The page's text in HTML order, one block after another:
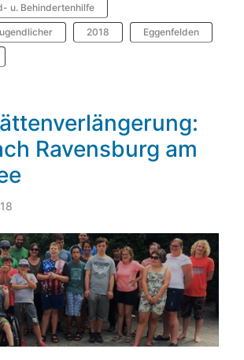
u. Behindertenhilfe
2018 Eggenfelden
Ravensburg am